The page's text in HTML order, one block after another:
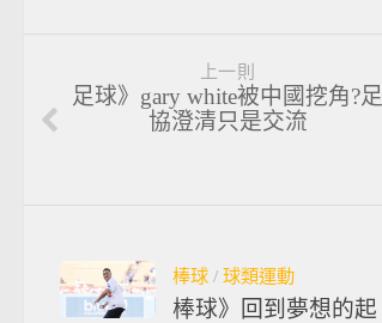
上一則
足球》gary white被中國挖角?足
協澄清只是交流
棒球 / 球類運動
棒球》回到夢想的起